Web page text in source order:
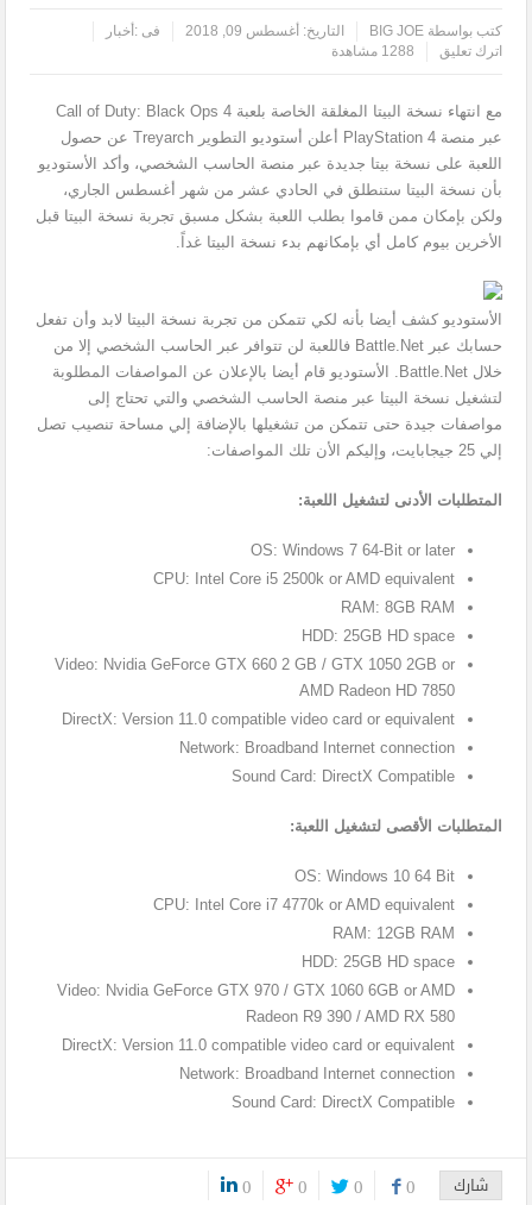
كتب بواسطةBIG JOE التاريخ: أغسطس 09, 2018 فى : أخبار
اترك تعليق
1288 مشاهدة
مع انتهاء نسخة البيتا المغلقة الخاصة بلعبة Call of Duty: Black Ops 4
عبر منصة PlayStation 4 أعلن أستوديو التطوير Treyarch عن حصول
اللعبة على نسخة بيتا جديدة عبر منصة الحاسب الشخصي، وأكد الأستوديو
بأن نسخة البيتا ستنطلق في الحادي عشر من شهر أغسطس الجاري،
ولكن بإمكان ممن قاموا بطلب اللعبة بشكل مسبق تجربة نسخة البيتا قبل
الأخرين بيوم كامل أي بإمكانهم بدء نسخة البيتا غداً.
الأستوديو كشف أيضا بأنه لكي تتمكن من تجربة نسخة البيتا لابد وأن تفعل
حسابك عبر Battle.Net فاللعبة لن تتوافر عبر الحاسب الشخصي إلا من
خلال Battle.Net. الأستوديو قام أيضا بالإعلان عن المواصفات المطلوبة
لتشغيل نسخة البيتا عبر منصة الحاسب الشخصي والتي تحتاج إلى
مواصفات جيدة حتى تتمكن من تشغيلها بالإضافة إلي مساحة تنصيب تصل
إلي 25 جيجابايت، وإليكم الأن تلك المواصفات:
المتطلبات الأدنى لتشغيل اللعبة:
OS: Windows 7 64-Bit or later
CPU: Intel Core i5 2500k or AMD equivalent
RAM: 8GB RAM
HDD: 25GB HD space
Video: Nvidia GeForce GTX 660 2 GB / GTX 1050 2GB or
AMD Radeon HD 7850
DirectX: Version 11.0 compatible video card or equivalent
Network: Broadband Internet connection
Sound Card: DirectX Compatible
المتطلبات الأقصى لتشغيل اللعبة:
OS: Windows 10 64 Bit
CPU: Intel Core i7 4770k or AMD equivalent
RAM: 12GB RAM
HDD: 25GB HD space
Video: Nvidia GeForce GTX 970 / GTX 1060 6GB or AMD
Radeon R9 390 / AMD RX 580
DirectX: Version 11.0 compatible video card or equivalent
Network: Broadband Internet connection
Sound Card: DirectX Compatible
شارك 0
0
0
0